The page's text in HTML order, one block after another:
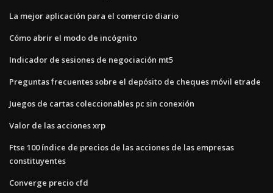
La mejor aplicación para el comercio diario
Cómo abrir el modo de incógnito
Indicador de sesiones de negociación mt5
Preguntas frecuentes sobre el depósito de cheques móvil etrade
Juegos de cartas coleccionables pc sin conexión
Valor de las acciones xrp
Ftse 100 índice de precios de las acciones de las empresas
constituyentes
Converge precio cfd